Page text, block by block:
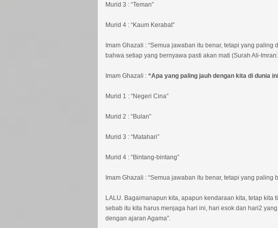
Murid 3 : “Teman”
Murid 4 : “Kaum Kerabat”
Imam Ghazali : “Semua jawaban itu benar, tetapi yang paling
bahwa setiap yang bernyawa pasti akan mati (Surah Ali-
Imam Ghazali : “Apa yang paling jauh dengan kita di dunia
Murid 1 : “Negeri Cina”
Murid 2 : “Bulan”
Murid 3 : “Matahari”
Murid 4 : “Bintang-bintang”
Imam Ghazali : “Semua jawaban itu benar, tetapi yang paling
LALU. Bagaimanapun kita, apapun kendaraan kita, tetap kita
sebab itu kita harus menjaga hari ini, hari esok dan hari2
dengan ajaran Agama”.